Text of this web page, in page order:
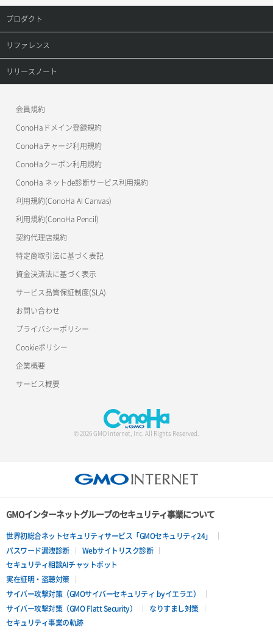
ネットワーク一覧取得
ネットワーク作成（ローカルネットワーク用）
ネットワーク削除（ローカルネットワーク用）
ネットワーク詳細取得
ポート一覧取得
ポート作成（ローカルネットワーク用）
ポート作成（追加IP用）
ポート削除
ポート詳細取得
メンバー更新
メンバー詳細取得
メンバー追加
リスナー作成
リスナー削除
リスナー更新
リスナー詳細取得
ロードバランサー一覧取得
ロードバランサー削除
ロードバランサー更新
ロードバランサー詳細取得
ロードバランサー追加
オブジェクト複製
オブジェクト詳細取得
コンテナ一覧取得
コンテナ作成
コンテナ削除
ラージオブジェクトアップロード(DLO)
一時的Web公開
レコード更新
レコード詳細取得
プロダクト
プロダクトトップ
ConoHa VPS(Ver.3.0)
ConoHa for GAME
リファレンス
リファレンストップ
OpenStack CLI
Terraform
s3cmd
公開API(ConoHa VPS Ver.2.0)
リリースノート
会員規約
ConoHaドメイン登録規約
ConoHaチャージ利用規約
ConoHaクーポン利用規約
ConoHa ネットde診断サービス利用規約
利用規約(ConoHa AI Canvas)
利用規約(ConoHa Pencil)
契約代理店規約
特定商取引法に基づく表記
資金決済法に基づく表示
サービス品質保証制度(SLA)
お問い合わせ
プライバシーポリシー
Cookieポリシー
企業概要
サービス概要
© 2026 GMO Internet, Inc. All Rights Reserved.
GMOインターネットグループのセキュリティ事業について
世界初総合ネットセキュリティサービス「GMOセキュリティ24」
パスワード漏洩診断
Webサイトリスク診断
セキュリティ相談AIチャットボット
実在証明・盗聴対策
サイバー攻撃対策（GMOサイバーセキュリティ byイエラエ）
サイバー攻撃対策（GMO Flatt Security）
なりすまし対策
セキュリティ事業の軌跡